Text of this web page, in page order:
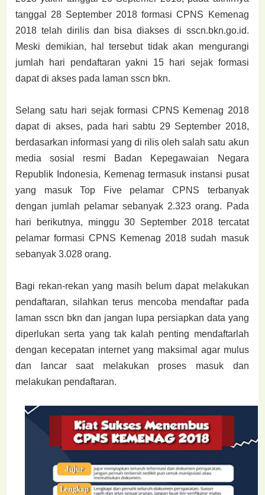
tanggal 28 September 2018 formasi CPNS Kemenag
2018 telah dirilis dan bisa diakses di sscn.bkn.go.id.
Meski demikian, hal tersebut tidak akan mengurangi
jumlah hari pendaftaran yakni 15 hari sejak formasi
dapat di akses pada laman sscn bkn.
Selang satu hari sejak formasi CPNS Kemenag 2018
dapat di akses, pada hari sabtu 29 September 2018,
berdasarkan informasi yang di rilis oleh salah satu akun
media sosial resmi Badan Kepegawaian Negara
Republik Indonesia, Kemenag termasuk instansi pusat
yang masuk Top Five pelamar CPNS terbanyak
dengan jumlah pelamar sebanyak 2.323 orang. Pada
hari berikutnya, minggu 30 September 2018 tercatat
pelamar formasi CPNS Kemenag 2018 sudah masuk
sebanyak 3.028 orang.
Bagi rekan-rekan yang masih belum dapat melakukan
pendaftaran, silahkan terus mencoba mendaftar pada
laman sscn bkn dan jangan lupa persiapkan data yang
diperlukan serta yang tak kalah penting mendaftarlah
dengan kecepatan internet yang maksimal agar mulus
dan lancar saat melakukan proses masuk dan
melakukan pendaftaran.